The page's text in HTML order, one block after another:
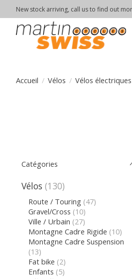
New stock arriving, call us to find out
Accueil / Vélos / Vélos
Catégories
Vélos (130)
Route / Touring (47)
Gravel/Cross (10)
Ville / Urbain (27)
Montagne Cadre Rigide (10)
Montagne Cadre Suspension
(13)
Fat bike (2)
Enfants (5)